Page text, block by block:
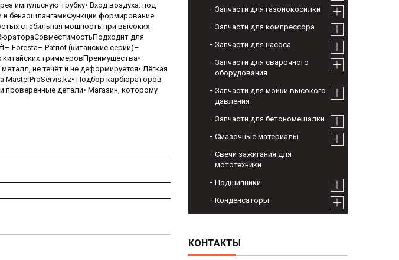
импульсную трубку• Вход воздуха: под
бензошлангамиФункции формирование
стабильная мощность при высоких
для
Foresta– Patriot (китайские серии)–
триммеровПреимущества•
не течёт и не деформируется• Лёгкая
MasterProServis.kz• Подбор карбюраторов
детали• Магазин, которому
Запчасти для газонокосилки
Запчасти для компрессора
Запчасти для насоса
Запчасти для сварочного
оборудования
Запчасти для мойки высокого
давления
Запчасти для бетономешалки
Смазочные материалы
Свечи зажигания для
мототехники
Подшипники
Конденсаторы
КОНТАКТЫ